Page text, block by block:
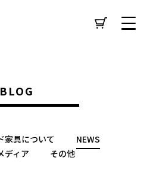
BLOG
家具について
NEWS
ディア その他